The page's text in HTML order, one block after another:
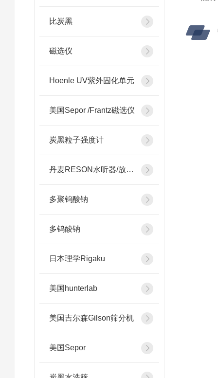
比炭黑
磁选仪
Hoenle UV紫外固化单元
美国Sepor /Frantz磁选仪
炭黑粒子强度计
丹麦RESON水听器/放大器
多聚钨酸钠
多钨酸钠
日本理学Rigaku
美国hunterlab
美国吉尔森Gilson筛分机
美国Sepor